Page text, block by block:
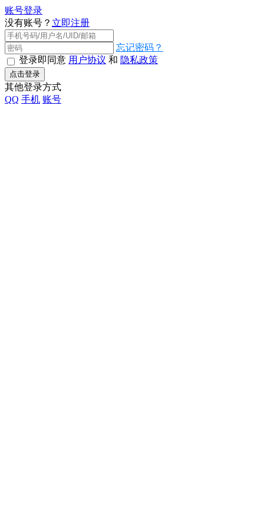
账号登录
没有账号？ 立即注册
忘记密码？
登录即同意 用户协议 和 隐私政策
点击登录
其他登录方式
QQ 手机 账号